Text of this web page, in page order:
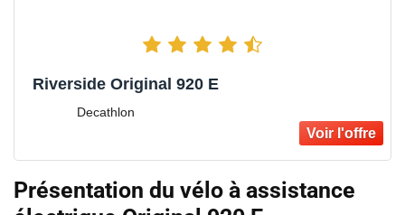
Riverside Original 920 E
Decathlon
Présentation du vélo à assistance